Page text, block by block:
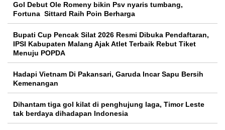
Gol Debut Ole Romeny bikin Psv nyaris tumbang,
Fortuna Sittard Raih Poin Berharga
Bupati Cup Pencak Silat 2026 Resmi Dibuka Pendaftaran,
IPSI Kabupaten Malang Ajak Atlet Terbaik Rebut Tiket
Menuju POPDA
Hadapi Vietnam Di Pakansari, Garuda Incar Sapu Bersih
Kemenangan
Dihantam tiga gol kilat di penghujung laga, Timor Leste
tak berdaya dihadapan Indonesia